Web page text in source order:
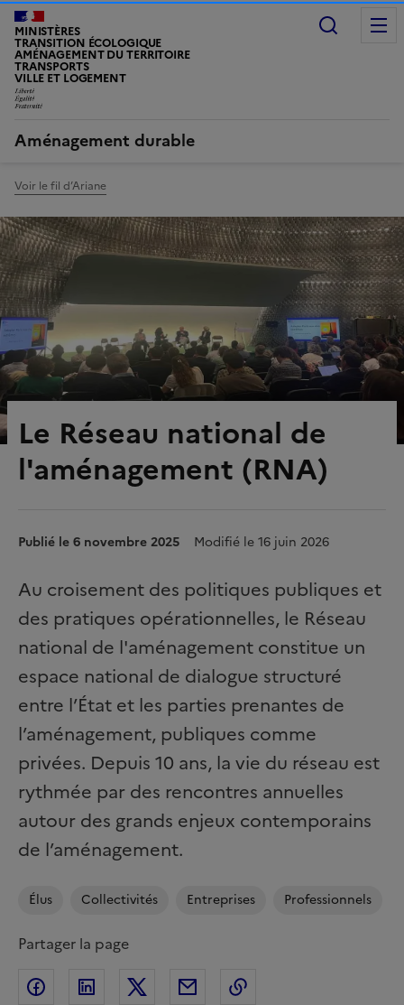
MINISTÈRES
TRANSITION ÉCOLOGIQUE
AMÉNAGEMENT DU TERRITOIRE
TRANSPORTS
VILLE ET LOGEMENT
LIBERTÉ, ÉGALITÉ, FRATERNITÉ
Aménagement durable
Voir le fil d’Ariane
Le Réseau national de
l'aménagement (RNA)
Publié le 6 novembre 2025 Modifié le 16 juin 2026
Au croisement des politiques publiques et
des pratiques opérationnelles, le Réseau
national de l'aménagement constitue un
espace national de dialogue structuré
entre l’État et les parties prenantes de
l’aménagement, publiques comme
privées. Depuis 10 ans, la vie du réseau est
rythmée par des rencontres annuelles
autour des grands enjeux contemporains
de l’aménagement.
Élus Collectivités Entreprises Professionnels
Partager la page
Partager sur Facebook
Partager sur Linkedin
Partager sur Twitter
Partager par Email